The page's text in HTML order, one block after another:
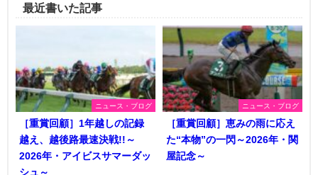
最近書いた記事
ニュース・ブログ
［重賞回顧］1年越しの記録
越え、越後路最速決戦!!～
2026年・アイビスサマーダッ
シュ～
ニュース・ブログ
［重賞回顧］恵みの雨に応え
た“本物”の一閃～2026年・関
屋記念～